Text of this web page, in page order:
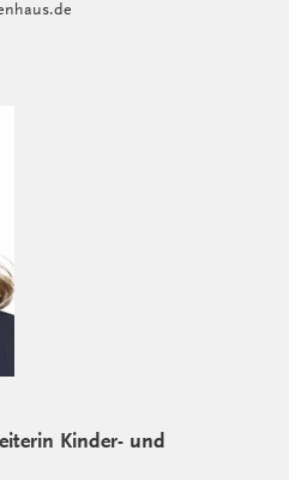
Kinder- und